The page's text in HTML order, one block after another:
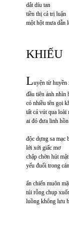
dắt díu tan
tiền thị cả trị luận
một hột mưa dẫn
KHIẾU
Luyện từ huyền
đầu tiên ánh nhìn
có nhiều tên gọi
tất cả vút qua loài
ai đó đưa linh
độc dựng sa mạc
lới xới giấc mơ
chập chờn hút
yếu đuối trong
ẩn chiến muôn
túi rỗng chụp
luồng không lưu